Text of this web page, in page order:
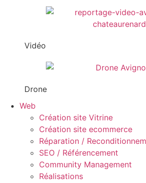
Vidéo
Drone
Web
Création site Vitrine
Création site ecommerce
Réparation /
SEO / Référencement
Community Management
Réalisations